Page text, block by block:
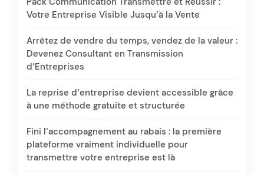
Votre Entreprise Visible Jusqu’à la Vente
Arrêtez de vendre du temps, vendez de la valeur :
Devenez Consultant en Transmission
d’Entreprises
La reprise d’entreprise devient accessible grâce
à une méthode gratuite et structurée
Fini l’accompagnement au rabais : la première
plateforme vraiment individuelle pour
transmettre votre entreprise est là